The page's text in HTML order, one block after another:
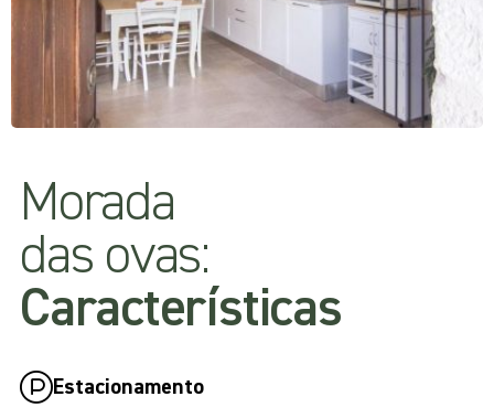
Morada
das ovas:
Características
Estacionamento